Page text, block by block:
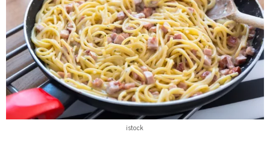
istock